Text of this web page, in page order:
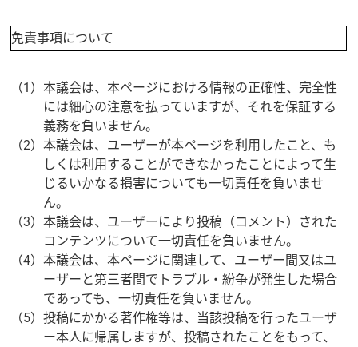
免責事項について
（1）本議会は、本ページにおける情報の正確性、完全性
には細心の注意を払っていますが、それを保証する
義務を負いません。
（2）本議会は、ユーザーが本ページを利用したこと、も
しくは利用することができなかったことによって生
じるいかなる損害についても一切責任を負いませ
ん。
（3）本議会は、ユーザーにより投稿（コメント）された
コンテンツについて一切責任を負いません。
（4）本議会は、本ページに関連して、ユーザー間又はユ
ーザーと第三者間でトラブル・紛争が発生した場合
であっても、一切責任を負いません。
（5）投稿にかかる著作権等は、当該投稿を行ったユーザ
ー本人に帰属しますが、投稿されたことをもって、